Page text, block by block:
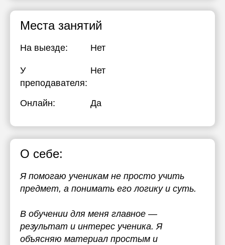
Места занятий
На выезде: Нет
У
преподавателя:
Нет
Онлайн: Да
О себе:
Я помогаю ученикам не просто учить
предмет, а понимать его логику и суть.
В обучении для меня главное —
результат и интерес ученика. Я
объясняю материал простым и